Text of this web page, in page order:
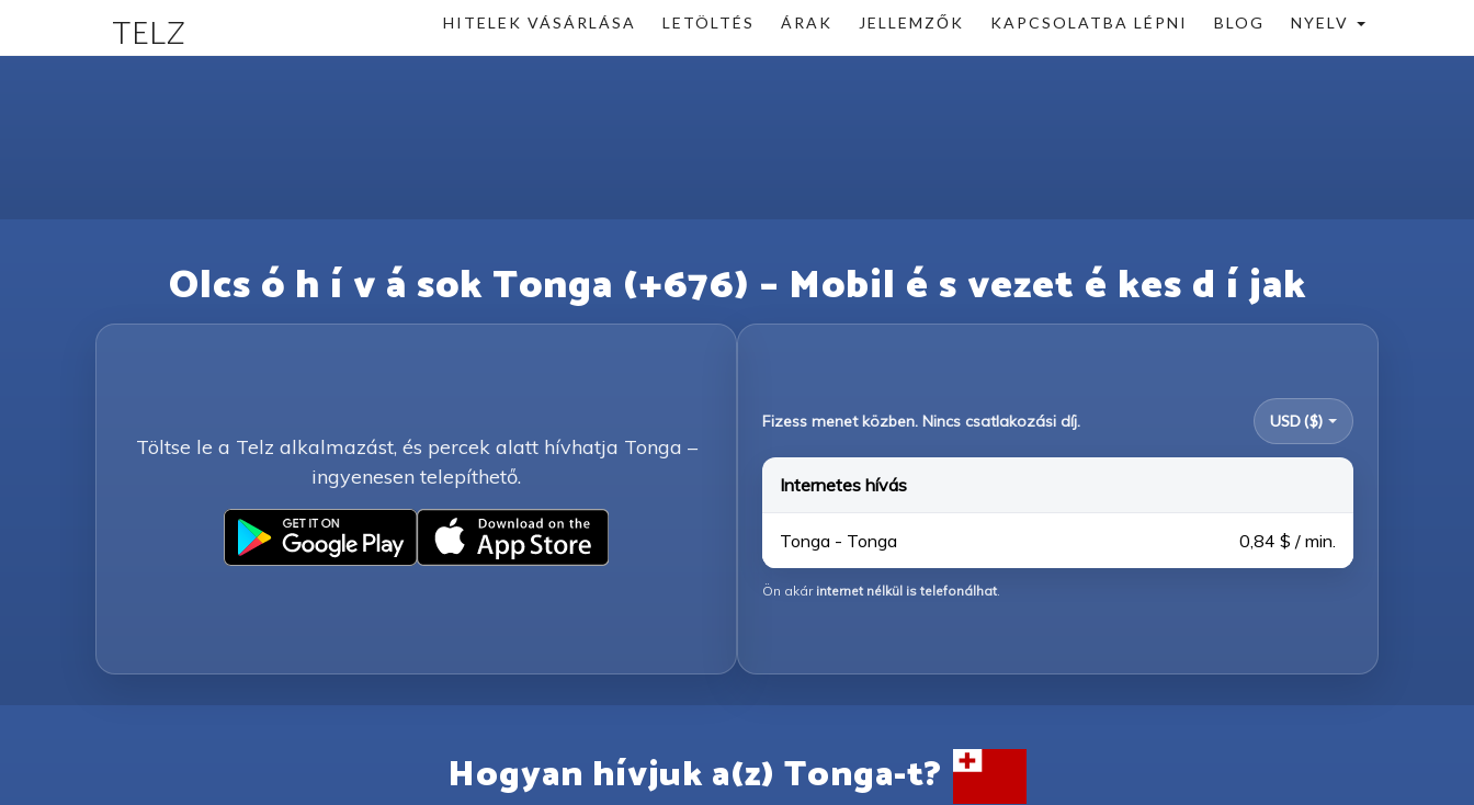
TELZ HITELEK VÁSÁRLÁSA LETÖLTÉS ÁRAK JELLEMZŐK KAPCSOLATBA LÉPNI BLOG NYELV
Olcs ó h í v á sok Tonga (+676) – Mobil é s vezet é kes d í jak
Töltse le a Telz alkalmazást, és percek alatt hívhatja Tonga –
ingyenesen telepíthető.
Fizess menet közben. Nincs csatlakozási díj. USD ($)
Internetes hívás
Tonga - Tonga 0,84 $ / min.
Ön akár internet nélkül is telefonálhat
Hogyan hívjuk a(z) Tonga-t?